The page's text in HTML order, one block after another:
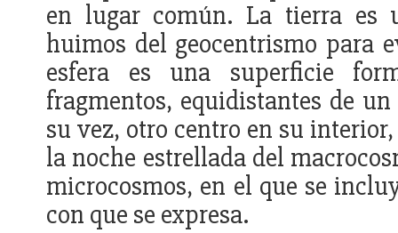
en lugar común. La tierra es
huimos del geocentrismo para
esfera es una superficie
fragmentos, equidistantes de
su vez, otro centro en su
la noche estrellada del
microcosmos, en el que se
con que se expresa.